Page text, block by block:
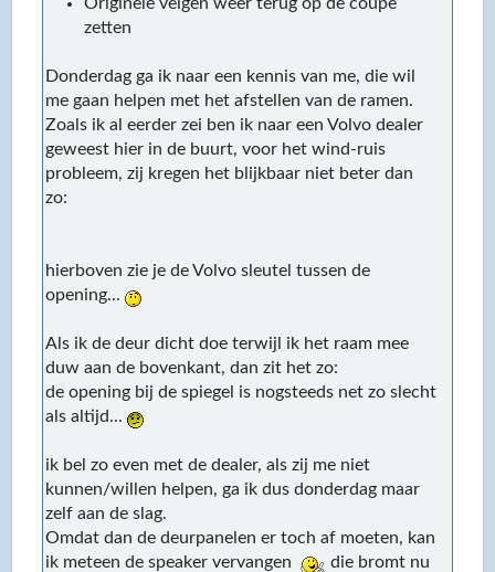
zetten
Donderdag ga ik naar een kennis van me, die wil
me gaan helpen met het afstellen van de ramen.
Zoals ik al eerder zei ben ik naar een Volvo dealer
geweest hier in de buurt, voor het wind-ruis
probleem, zij kregen het blijkbaar niet beter dan
zo:
hierboven zie je de Volvo sleutel tussen de
opening...
Als ik de deur dicht doe terwijl ik het raam mee
duw aan de bovenkant, dan zit het zo:
de opening bij de spiegel is nogsteeds net zo slecht
als altijd...
ik bel zo even met de dealer, als zij me niet
kunnen/willen helpen, ga ik dus donderdag maar
zelf aan de slag.
Omdat dan de deurpanelen er toch af moeten, kan
ik meteen de speaker vervangen
die bromt nu